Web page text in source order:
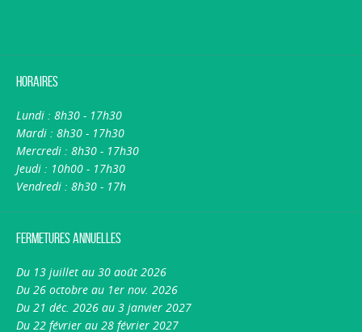
Horaires
Lundi : 8h30 - 17h30
Mardi : 8h30 - 17h30
Mercredi : 8h30 - 17h30
Jeudi : 10h00 - 17h30
Vendredi : 8h30 - 17h
Fermetures annuelles
Du 13 juillet au 30 août 2026
Du 26 octobre au 1er nov. 2026
Du 21 déc. 2026 au 3 janvier 2027
Du 22 février au 28 février 2027